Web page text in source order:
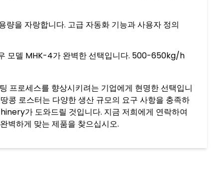
을 자랑합니다. 고급 자동화 기능과 사용자 정의
모델 MHK-4가 완벽한 선택입니다. 500-650kg/h
로세스를 향상시키려는 기업에게 현명한 선택입니
콩 로스터는 다양한 생산 규모의 요구 사항을 충족하
가 도와드릴 것입니다. 지금 저희에게 연락하여
벽하게 맞는 제품을 찾으십시오.